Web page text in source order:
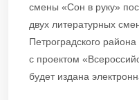
смены «Сон в руку»
двух литературных
Петроградского
с проектом
будет издана